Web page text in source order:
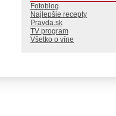
Fotoblog
Najlepšie recepty
Pravda.sk
TV program
Všetko o víne